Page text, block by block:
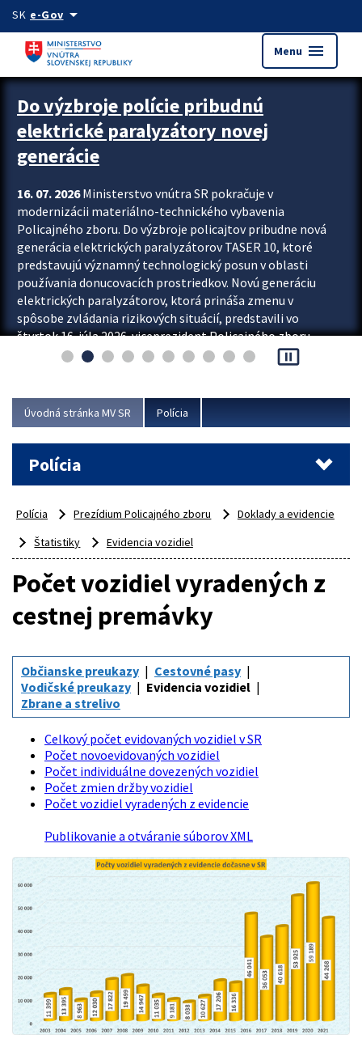
Preskocit na hlavný obsah
SK e-Govarrow_drop_down
Menu menu
Zastavit automatický posun upútavok
Do výzbroje polície pribudnú
elektrické paralyzátory novej
generácie
16. 07. 2026Ministerstvo vnútra SR pokračuje v
modernizácii materiálno-technického vybavenia
Policajného zboru. Do výzbroje policajtov pribudne nová
generácia elektrických paralyzátorov TASER 10, ktoré
predstavujú významný technologický posun v oblasti
používania donucovacích prostriedkov. Novú generáciu
elektrických paralyzátorov, ktorá prináša zmenu v
spôsobe zvládania rizikových situácií, predstavili vo
štvrtok 16. júla 2026 viceprezident Policajného zboru
Rastislav Polakovič a riaditeľ odboru výcviku...
pause_presentation
Úvodná stránka MV SR Polícia
Polícia
Polícia Prezídium Policajného zboru
Doklady a evidencie
Štatistiky
Evidencia vozidiel
Počet vozidiel vyradených z
cestnej premávky
Občianske preukazy
Cestovné pasy
Vodičské preukazy
Evidencia vozidiel
Zbrane a strelivo
Celkový počet evidovaných vozidiel v SR
Počet novoevidovaných vozidiel
Počet individuálne dovezených vozidiel
Počet zmien držby vozidiel
Počet vozidiel vyradených z evidencie
Publikovanie a otváranie súborov XML